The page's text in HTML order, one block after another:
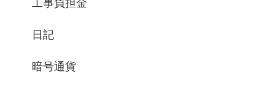
工事負担金
日記
暗号通貨